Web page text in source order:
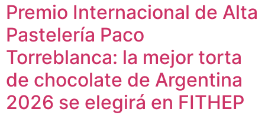
Premio Internacional de Alta
Pastelería Paco
Torreblanca: la mejor torta
de chocolate de Argentina
2026 se elegirá en FITHEP